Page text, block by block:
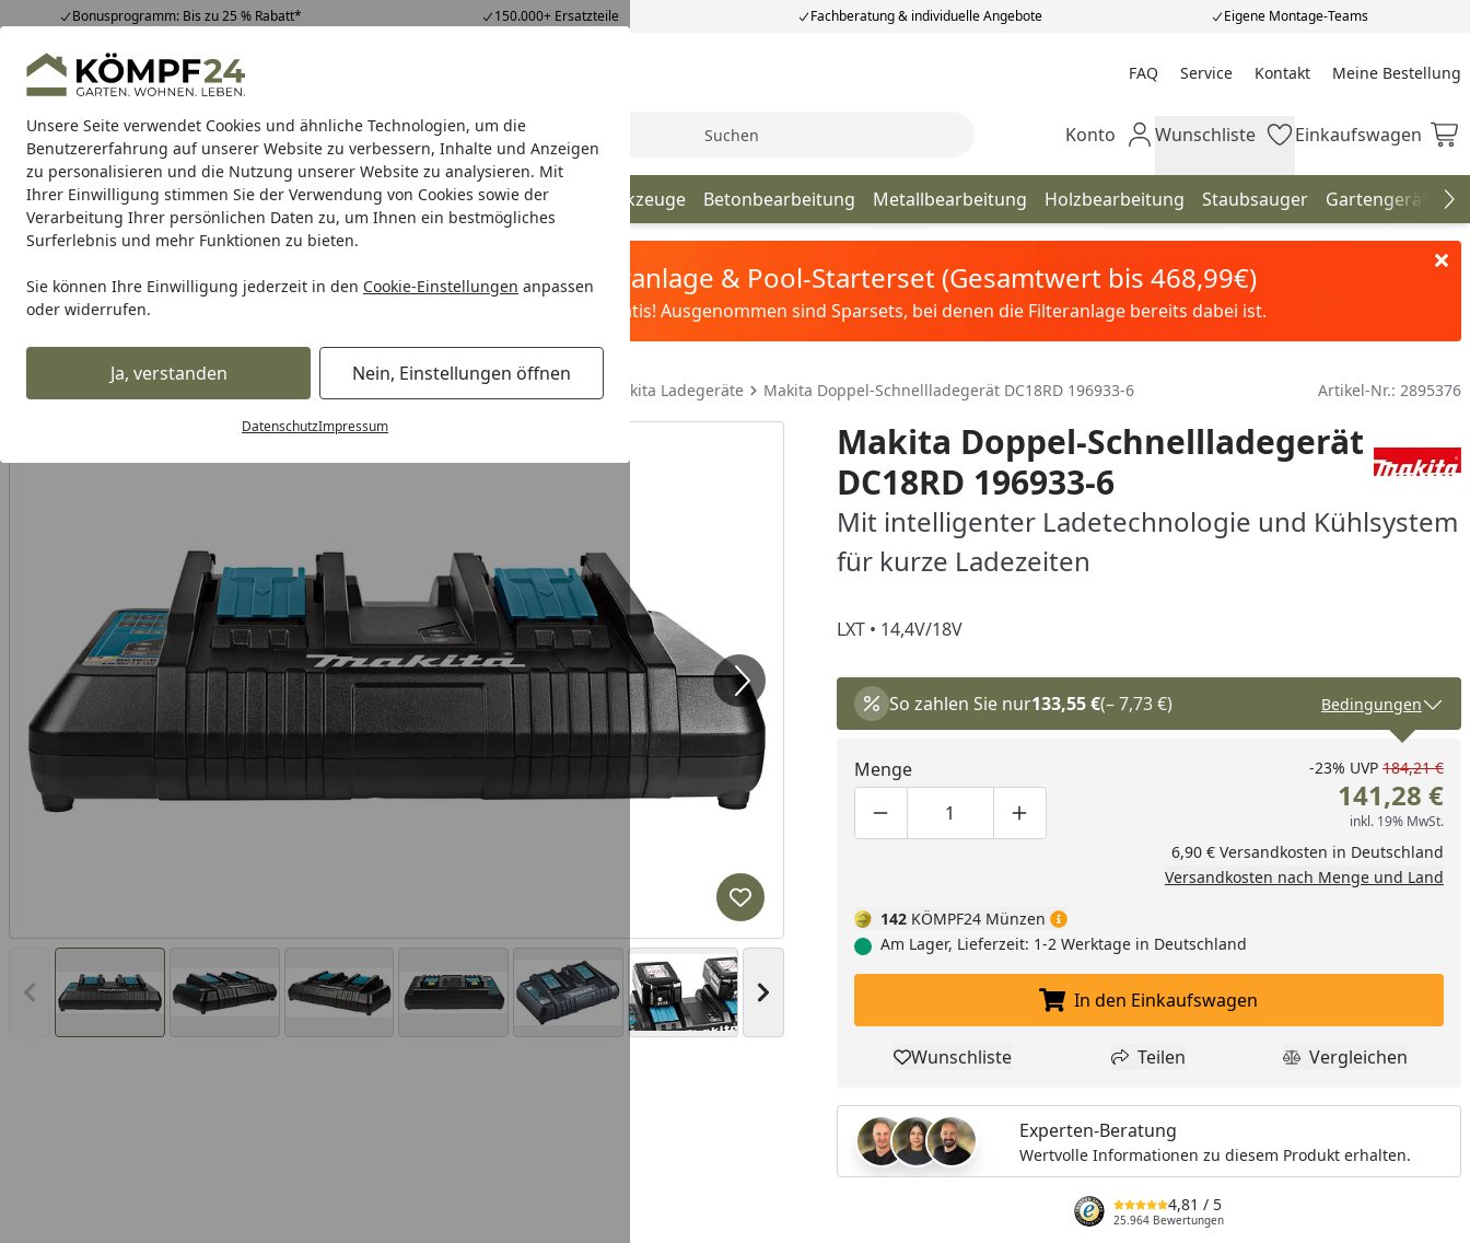
Unsere Seite verwendet Cookies und ähnliche Technologien, um die
Benutzererfahrung auf unserer Website zu verbessern, Inhalte und Anzeigen
zu personalisieren und die Nutzung unserer Website zu analysieren. Mit
Ihrer Einwilligung stimmen Sie der Verwendung von Cookies sowie der
Verarbeitung Ihrer persönlichen Daten zu, um Ihnen ein bestmögliches
Surferlebnis und mehr Funktionen zu bieten.
Sie können Ihre Einwilligung jederzeit in den Cookie-Einstellungen anpassen
oder widerrufen.
Ja, verstanden Nein, Einstellungen öffnen
DatenschutzImpressum
Bonusprogramm: Bis zu 25 % Rabatt* 150.000+ Ersatzteile Fachberatung & individuelle Angebote Eigene Montage-Teams
Hotline07051 / 9 22 22
Mo-Fr. 8-16 Uhr 25.964 Bewertungen FAQ Service Kontakt Meine Bestellung
Meine Bestellung
Alle Produkte
Alle ProdukteHighlights Tipps & Tricks Suche Mein Konto
Konto Wunschliste
Wunschliste Einkaufswagen
Einkaufswagen
Makita Akku Werkzeuge Messgeräte & Laser Multifunktionswerkzeuge Betonbearbeitung Metallbearbeitung Holzbearbeitung Staubsauger Gartengeräte
Karibu Pools inkl. gratis Sandfilteranlage & Pool-Starterset (Gesamtwert bis 468,99€)
Dein Traumpool im Sorglos-Paket: Filter&Pflege gratis! Ausgenommen sind Sparsets, bei denen die Filteranlage bereits dabei ist.
Makita Akkus & Ladegeräte & Adapter Makita Ladegeräte Makita Doppel-Schnellladegerät DC18RD 196933-6 Artikel-Nr.: 2895376
Vorheriges Bild anzeigen Nächstes Bild anzeigen
Produkt zur Wunschliste hinzufügen
Makita Doppel-Schnellladegerät
DC18RD 196933-6
Mit intelligenter Ladetechnologie und Kühlsystem
für kurze Ladezeiten
LXT • 14,4V/18V
So zahlen Sie nur133,55 €(– 7,73 €) Bedingungen
Menge
Produktmenge um eins verringern
Produktmenge manuell eingeben
Produktmenge um eins erhöhen
-23% UVP 184,21 €
141,28 €
inkl. 19% MwSt.
6,90 € Versandkosten in Deutschland
Versandkosten nach Menge und Land
142 KÖMPF24 Münzen
Am Lager, Lieferzeit: 1-2 Werktage in Deutschland
In den Einkaufswagen legen
In den Einkaufswagen
Produkt zur Wunschliste hinzufügen
Wunschliste Teilen
Teilen Produkt
Vergleichen
Experten-Beratung
Wertvolle Informationen zu diesem Produkt erhalten.
4,81 / 5
25.964 Bewertungen